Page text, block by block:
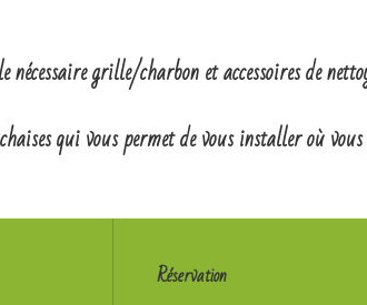
grille/charbon et accessoires de
qui vous permet de vous installer où
Réservation